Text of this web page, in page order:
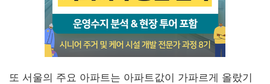
또 서울의 주요 아파트는 아파트값이 가파르게 올랐기